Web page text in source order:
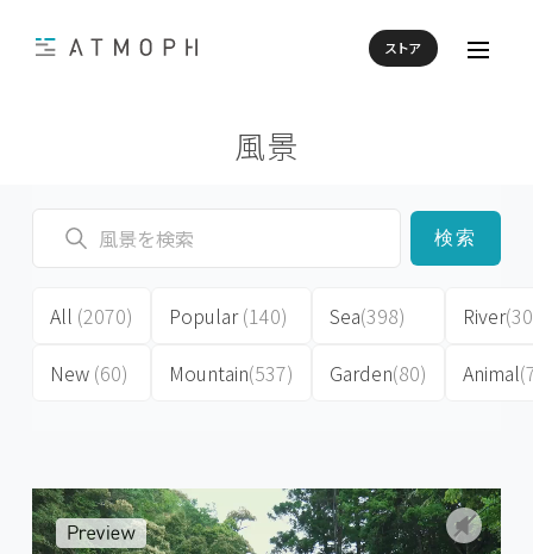
ストア
風景
検索
All (2070)
New (60)
Popular(140)
Mountain(537)
Sea(398)
Garden(80)
River
Animal